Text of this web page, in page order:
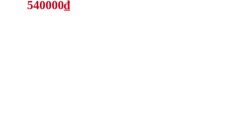
540000₫